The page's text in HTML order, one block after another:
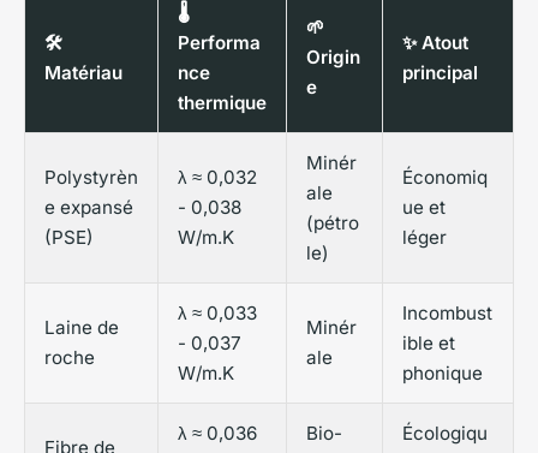
🛠️
Matériau
🌡️
Performa
nce
thermique
🌱
Origin
e
✨ Atout
principal
Polystyrèn
e expansé
(PSE)
λ ≈ 0,032
- 0,038
W/m.K
Minér
ale
(pétro
le)
Économiq
ue et
léger
Laine de
roche
λ ≈ 0,033
- 0,037
W/m.K
Minér
ale
Incombust
ible et
phonique
Fibre de
λ ≈ 0,036
Bio-
Écologiqu